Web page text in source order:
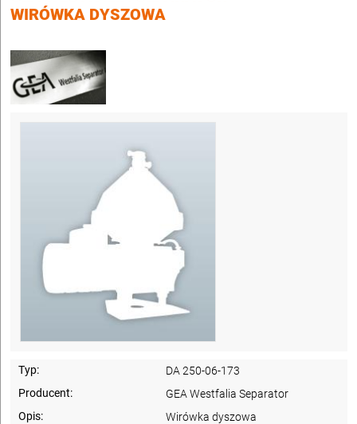
WIRÓWKA DYSZOWA
Typ:
DA 250-06-173
Producent:
GEA Westfalia Separator
Opis:
Wirówka dyszowa